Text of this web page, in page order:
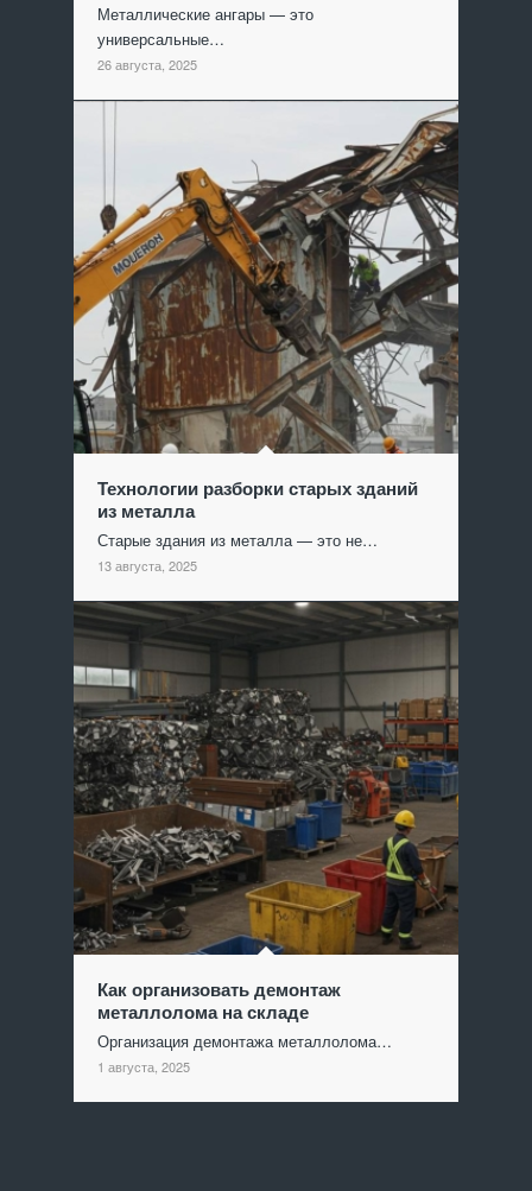
Металлические ангары — это
универсальные…
26 августа, 2025
Технологии разборки старых зданий
из металла
Старые здания из металла — это не…
13 августа, 2025
Как организовать демонтаж
металлолома на складе
Организация демонтажа металлолома…
1 августа, 2025